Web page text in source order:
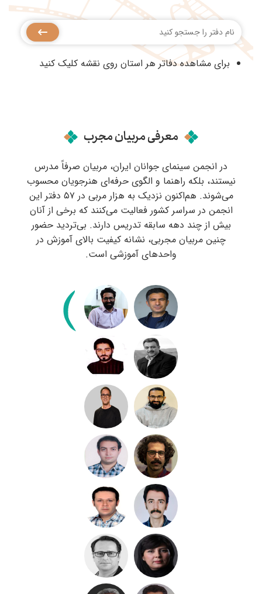
برای مشاهده دفاتر هر استان روی نقشه کلیک کنید
معرفی مربیان مجرب
در انجمن سینمای جوانان ایران، مربیان صرفاً مدرس
نیستند، بلکه راهنما و الگوی حرفه‌ای هنرجویان محسوب
می‌شوند. هم‌اکنون نزدیک به هزار مربی در ۵۷ دفتر این
انجمن در سراسر کشور فعالیت می‌کنند که برخی از آنان
بیش از چند دهه سابقه تدریس دارند. بی‌تردید حضور
چنین مربیان مجربی، نشانه کیفیت بالای آموزش در
واحدهای آموزشی است.